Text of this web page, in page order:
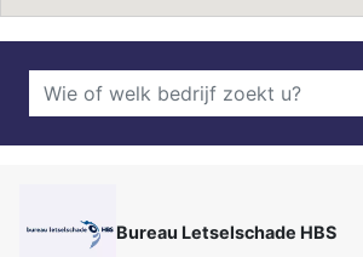
Bureau Letselschade HBS